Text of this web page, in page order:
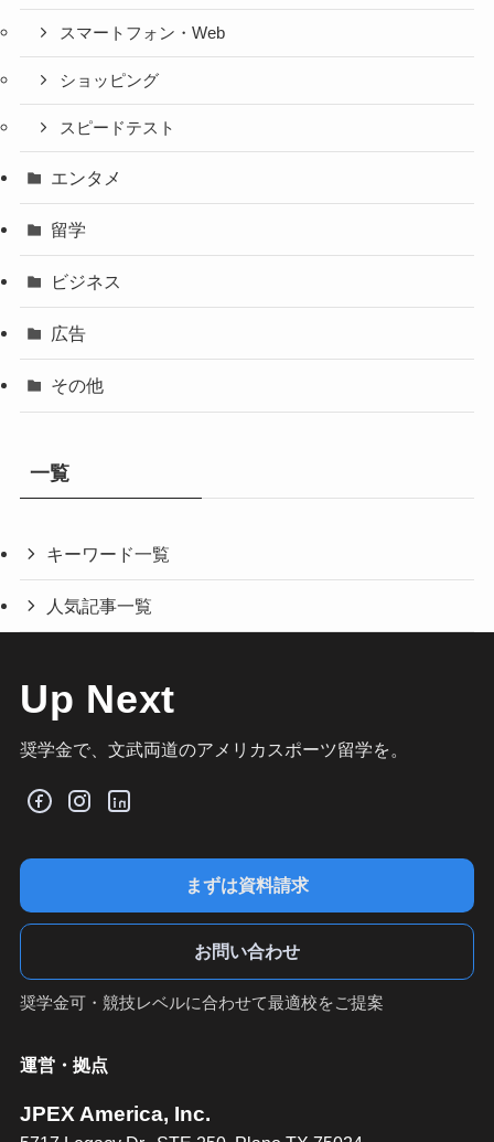
スマートフォン・Web
ショッピング
スピードテスト
エンタメ
留学
ビジネス
広告
その他
一覧
キーワード一覧
人気記事一覧
Up Next
奨学金で、文武両道のアメリカスポーツ留学を。
まずは資料請求
お問い合わせ
奨学金可・競技レベルに合わせて最適校をご提案
運営・拠点
JPEX America, Inc.